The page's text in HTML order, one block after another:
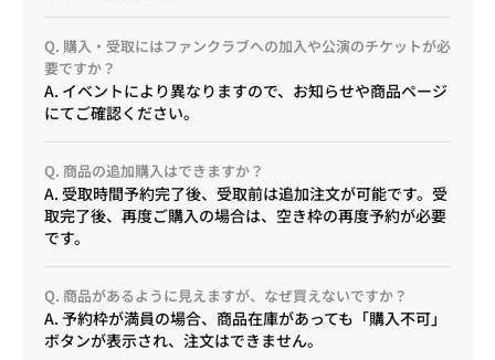
Q. 購入・受取にはファンクラブへの加入や公演のチケットが必
要ですか？
A. イベントにより異なりますので、お知らせや商品ページ
にてご確認ください。
Q. 商品の追加購入はできますか？
A. 受取時間予約完了後、受取前は追加注文が可能です。受
取完了後、再度ご購入の場合は、空き枠の再度予約が必要
です。
Q. 商品があるように見えますが、なぜ買えないですか？
A. 予約枠が満員の場合、商品在庫があっても「購入不可」
ボタンが表示され、注文はできません。